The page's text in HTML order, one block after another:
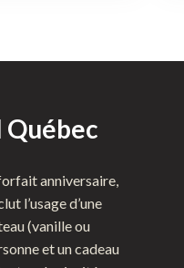
Québec
anniversaire,
l’usage d’une
(vanille ou
et un cadeau